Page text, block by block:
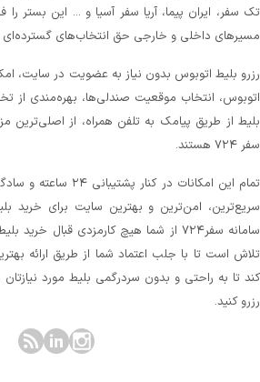
تک سفر، ایران پیما، آریا سفر آسیا و ... این بستر
مسیرهای داخلی و خارجی حق انتخاب‌های گسترده‌ای
رزرو بلیط اتوبوس بدون نیاز به عضویت در سایت،
اتوبوس، انتخاب موقعیت صندلی‌ها، بهره‌مندی از
بلیط از طریق پیامک به تلفن همراه، از اصلی‌ترین
سفر ۷۲۴ هستند.
تمام این امکانات در
سریع‌ترین، امن‌ترین و بهترین سایت برای خرید
سامانه سفر۷۲۴ از شما هیچ کارمزدی قبال
تلاش است تا با جلب اعتماد شما از طریق ارائه
کند تا به راحتی و بدون سردرگمی بلیط مورد
رزرو کنید.